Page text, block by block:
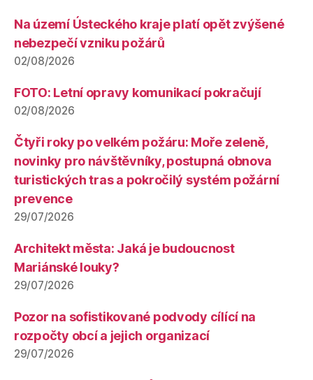
Na území Ústeckého kraje platí opět zvýšené
nebezpečí vzniku požárů
02/08/2026
FOTO: Letní opravy komunikací pokračují
02/08/2026
Čtyři roky po velkém požáru: Moře zeleně,
novinky pro návštěvníky, postupná obnova
turistických tras a pokročilý systém požární
prevence
29/07/2026
Architekt města: Jaká je budoucnost
Mariánské louky?
29/07/2026
Pozor na sofistikované podvody cílící na
rozpočty obcí a jejich organizací
29/07/2026